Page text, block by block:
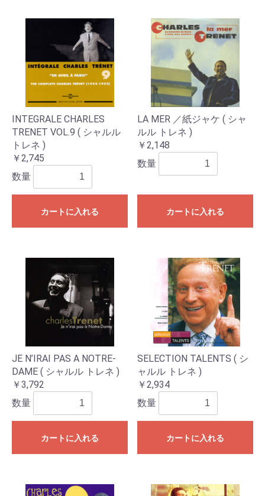
INTEGRALE CHARLES
TRENET VOL.9 ( シャルル
トレネ )
￥2,745
数量
カートに入れる
LA MER ／紙ジャケ ( シャ
ルル トレネ )
￥2,148
数量
カートに入れる
JE N’IRAI PAS A NOTRE-
DAME ( シャルル トレネ )
￥3,792
数量
カートに入れる
SELECTION TALENTS ( シ
ャルル トレネ )
￥2,934
数量
カートに入れる